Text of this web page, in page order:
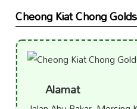
Cheong Kiat Chong
Alamat